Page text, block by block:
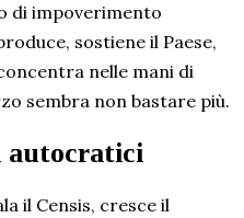
di impoverimento
sostiene il Paese,
nelle mani di
sembra non bastare più.
autocratici
il Censis, cresce il